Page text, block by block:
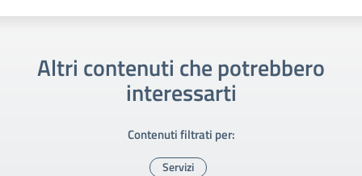
Altri contenuti che potrebbero
interessarti
Contenuti filtrati per:
Servizi